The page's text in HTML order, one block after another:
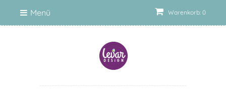
Warenkorb: 0
Menü